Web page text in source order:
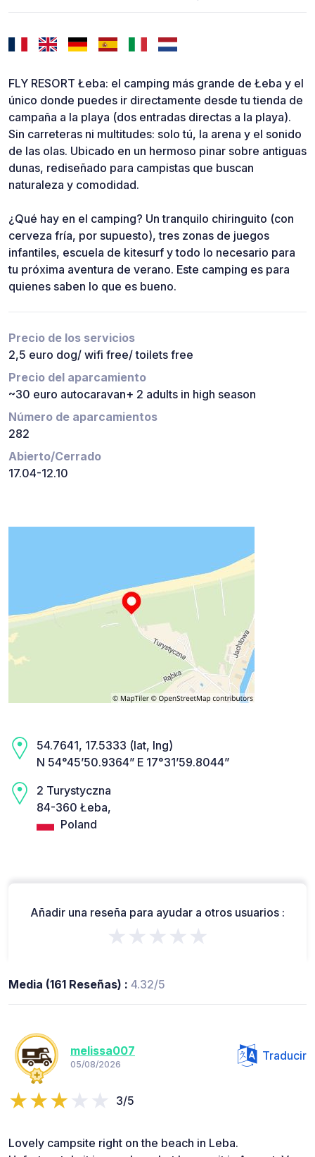
FLY RESORT Łeba: el camping más grande de Łeba y el
único donde puedes ir directamente desde tu tienda de
campaña a la playa (dos entradas directas a la playa).
Sin carreteras ni multitudes: solo tú, la arena y el sonido
de las olas. Ubicado en un hermoso pinar sobre antiguas
dunas, rediseñado para campistas que buscan
naturaleza y comodidad.
¿Qué hay en el camping? Un tranquilo chiringuito (con
cerveza fría, por supuesto), tres zonas de juegos
infantiles, escuela de kitesurf y todo lo necesario para
tu próxima aventura de verano. Este camping es para
quienes saben lo que es bueno.
Precio de los servicios
2,5 euro dog/ wifi free/ toilets free
Precio del aparcamiento
~30 euro autocaravan+ 2 adults in high season
Número de aparcamientos
282
Abierto/Cerrado
17.04-12.10
54.7641, 17.5333 (lat, lng)
N 54°45’50.9364” E 17°31’59.8044”
2 Turystyczna
84-360 Łeba,
Poland
Añadir una reseña para ayudar a otros usuarios :
★★★★★
Media (161 Reseñas) : 4.32/5
melissa007
05/08/2026
Traducir
3/5
Lovely campsite right on the beach in Leba.